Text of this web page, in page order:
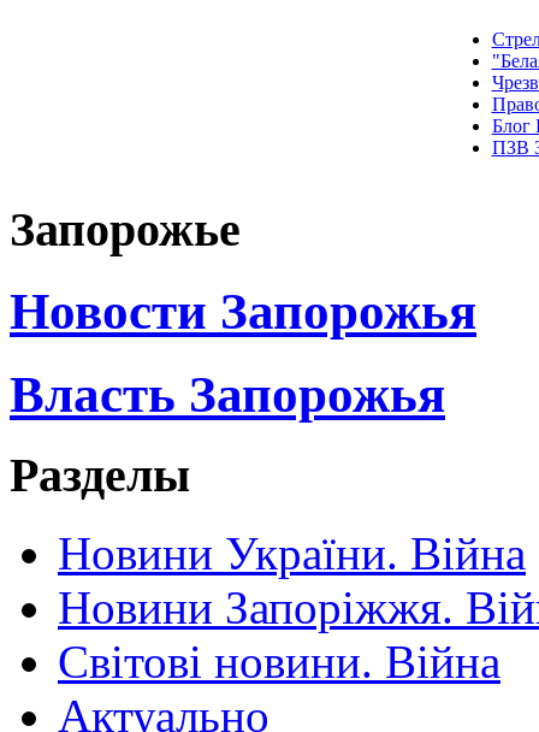
Блог
ПЗВ
Запорожье
Новости Запорожья
Власть Запорожья
Разделы
Новини України. Війна
Новини Запоріжжя.
Світові новини. Війна
Актуально